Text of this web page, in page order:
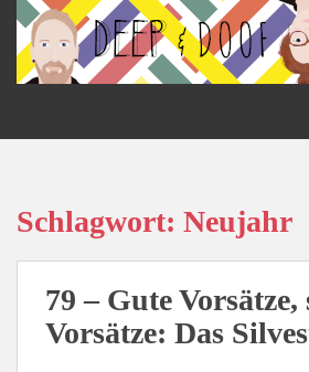
o
Schlagwort: Neujahr
79 – Gute Vorsätze,
Vorsätze: Das